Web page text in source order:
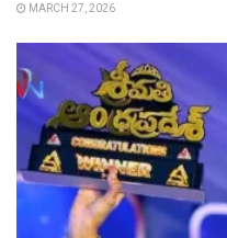
MARCH 27, 2026